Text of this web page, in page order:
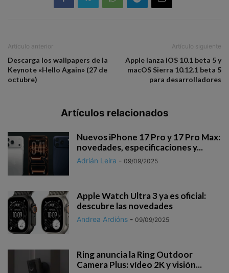
Artículo anterior
Descarga los wallpapers de la
Keynote «Hello Again» (27 de
octubre)
Artículo siguiente
Apple lanza iOS 10.1 beta 5 y
macOS Sierra 10.12.1 beta 5
para desarrolladores
Artículos relacionados
Nuevos iPhone 17 Pro y 17 Pro Max:
novedades, especificaciones y...
Adrián Leira - 09/09/2025
Apple Watch Ultra 3 ya es oficial:
descubre las novedades
Andrea Ardións - 09/09/2025
Ring anuncia la Ring Outdoor
Camera Plus: vídeo 2K y visión...